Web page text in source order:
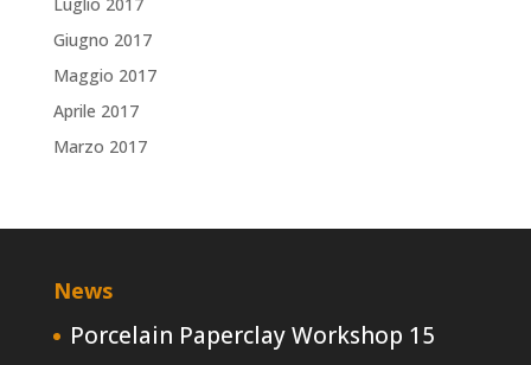
Giugno 2017
Maggio 2017
Aprile 2017
Marzo 2017
News
Porcelain Paperclay Workshop 15